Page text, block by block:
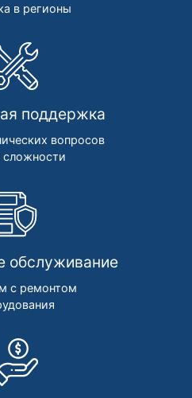
в регионы
поддержка
вопросов
обслуживание
с ремонтом